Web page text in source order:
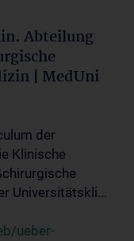
Abteilung
| MedUni
der
Klinische
Universitätskli...
ueber-